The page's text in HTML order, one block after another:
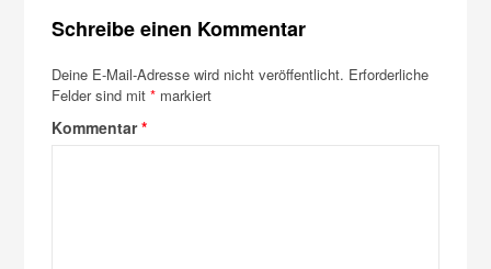
Schreibe einen Kommentar
Deine E-Mail-Adresse wird nicht veröffentlicht. Erforderliche
Felder sind mit* markiert
Kommentar*